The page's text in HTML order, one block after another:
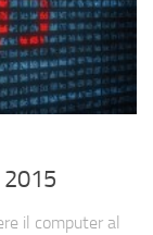
il computer al